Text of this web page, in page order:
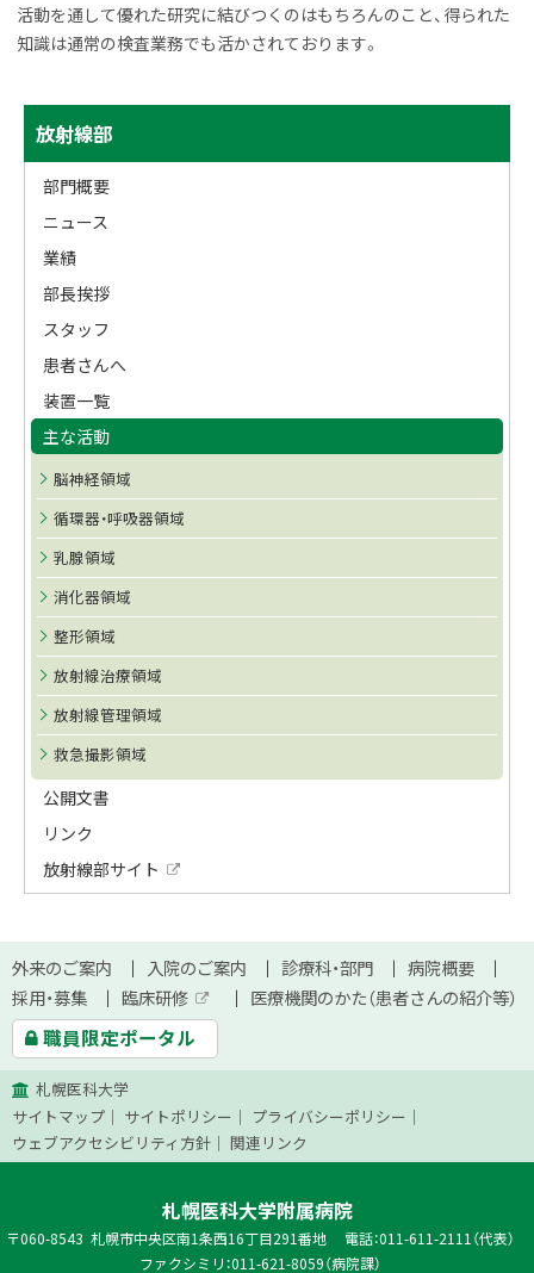
活動を通して優れた研究に結びつくのはもちろんのこと、得られた
知識は通常の検査業務でも活かされております。
サ
イ
ド
メ
ニ
ュ
ー
放射線部
部門概要
ニュース
業績
部長挨拶
スタッフ
患者さんへ
装置一覧
主な活動
脳神経領域
循環器・呼吸器領域
乳腺領域
消化器領域
整形領域
放射線治療領域
放射線管理領域
救急撮影領域
公開文書
リンク
放射線部サイト
外
イ
ト
本
文
へ
サ
イ
ト
マ
ッ
外来のご案内 入院のご案内 診療科・部門
病院概要
採用・募集
臨床研修
外
サ
医療機関のかた（患者さんの紹介等）
職員限定ポータル
札幌医科大学
サイトマップ
サイトポリシー
プライバシーポリシー
ウェブアクセシビリティ方針
関連リンク
札幌医科大学附属病院
郵060-8543 札幌市中央区南1条西16丁目291番地
電話：011-611-2111（代表）
ファクシミリ：011-621-8059（病院課）